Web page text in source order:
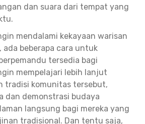
dan suara dari tempat yang
mendalami kekayaan warisan
ada beberapa cara untuk
tersedia bagi
mempelajari lebih lanjut
tradisi komunitas tersebut,
dan demonstrasi budaya
langsung bagi mereka yang
tradisional. Dan tentu saja,